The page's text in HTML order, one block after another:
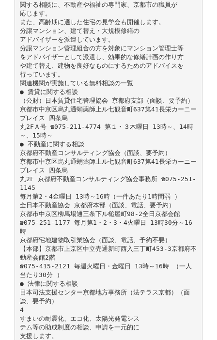
関する相談に、不動産や福祉の専門家、京都市の職員が
応じます。
また、高齢期に適した住宅の見学会も開催します。
分譲マンション、建て替え・大規模修繕の
アドバイザーを派遣しています。
分譲マンション管理組合の方を対象にマンション管理士等
をアドバイザーとして派遣し、効果的な修繕計画の作り方
や建て替え、建物を良好なものにするためのアドバイスを
行っています。
関連機関が実施している無料相談の一覧
● 賃貸に関する相談
（公財）日本賃貸住宅管理協会 京都府支部（面談、要予約）
京都市中京区烏丸通蛸薬師上ル七観音町637第41長栄カーニー
プレイス 四条烏
丸2FＡ号 ☎075-211-4774 第１・３木曜日 13時～、14時
～、15時～
● 不動産に関する相談
京都府不動産コンサルティング協会（面談、要予約）
京都市中京区烏丸通蛸薬師上ル七観音町637第41長栄カーニー
プレイス 四条烏
丸2F 京都府不動産コンサルティング協会事務所 ☎075-251-
1145
毎月第2・4金曜日 13時～16時（一件あたり1時間弱 ）
全日本不動産協会 京都府本部（面談、電話、要予約）
京都市中京区柳馬場通三条下ル槌屋町98-2全日京都会館
☎075-251-1177 毎月第1・2・3・4火曜日 13時30分～16
時
京都府宅地建物取引業協会（面談、電話、予約不要）
【本部】京都市上京区中立売通新町西入三丁町453-3京都府不
動産会館2階
☎075-415-2121 毎週火曜日・金曜日 13時～16時 （一人
当たり30分 ）
● 法律に関する相談
日本司法支援センター京都地方事務所（法テラス京都）（面
談、要予約）
4
すまいの耐震化、エコ化、太陽光発電シス
テム等の助成制度の相談、申請を一元的に
支援します。